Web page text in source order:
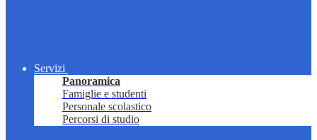
Servizi
Panoramica
Famiglie e studenti
Personale scolastico
Percorsi di studio